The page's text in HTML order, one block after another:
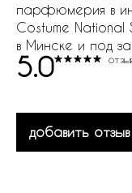
парфюмерия в
Costume National
в Минске и под
5.0
добавить отзыв